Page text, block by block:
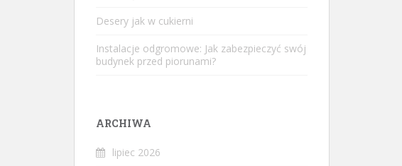
Desery jak w cukierni
Instalacje odgromowe: Jak zabezpieczyć swój
budynek przed piorunami?
ARCHIWA
lipiec 2026